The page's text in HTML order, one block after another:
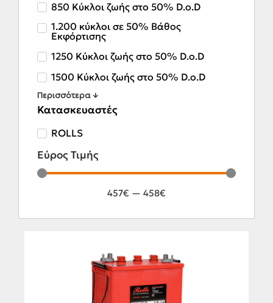
850 Κύκλοι ζωής στο 50% D.o.D
1.200 κύκλοι σε 50% Βάθος
Εκφόρτισης
1250 Κύκλοι ζωής στο 50% D.o.D
1500 Κύκλοι ζωής στο 50% D.o.D
Περισσότερα ↓
Κατασκευαστές
ROLLS
Εύρος Τιμής
457€ — 458€